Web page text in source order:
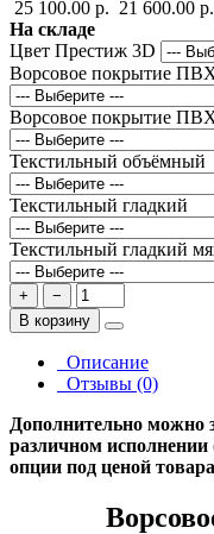
25 100.00 р. 21 600.00 р.
На складе
Цвет Престиж 3D
Ворсовое покрытие
Ворсовое покрытие
Текстильный объёмный
Текстильный гладкий
Текстильный гладкий
+
−
В корзину
Описание
Отзывы (0)
Дополнительно можно
различном исполнении
опции под ценой